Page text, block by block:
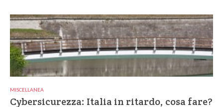
MISCELLANEA
Cybersicurezza: Italia in ritardo, cosa fare?